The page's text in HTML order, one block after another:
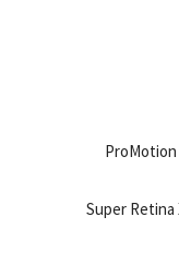
Super Retina